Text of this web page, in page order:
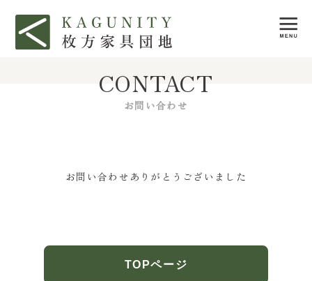
CONTACT
お問い合わせ
お問い合わせありがとうございました
TOPページ